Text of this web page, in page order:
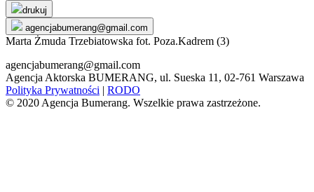
drukuj
agencjabumerang@gmail.com
Marta Żmuda Trzebiatowska fot. Poza.Kadrem (3)
agencjabumerang@gmail.com
Agencja Aktorska BUMERANG, ul. Sueska 11, 02-761 Warszawa
Polityka Prywatności | RODO
© 2020 Agencja Bumerang. Wszelkie prawa zastrzeżone.